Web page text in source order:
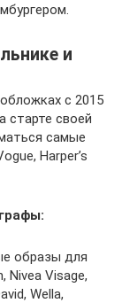
и
с 2015
старте своей
самые
Harper’s
образы для
Nivea Visage,
Wella,